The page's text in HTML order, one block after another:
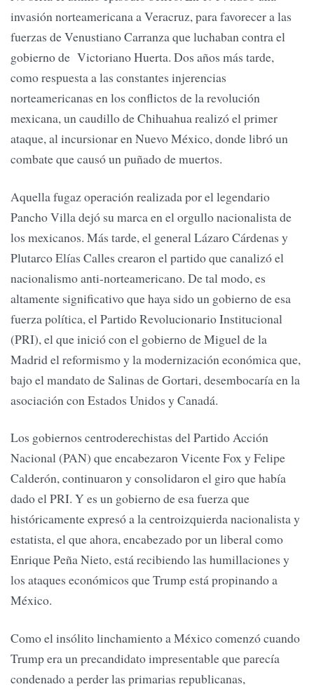
invasión norteamericana a Veracruz, para favorecer a las
fuerzas de Venustiano Carranza que luchaban contra el
gobierno de Victoriano Huerta. Dos años más tarde,
como respuesta a las constantes injerencias
norteamericanas en los conflictos de la revolución
mexicana, un caudillo de Chihuahua realizó el primer
ataque, al incursionar en Nuevo México, donde libró un
combate que causó un puñado de muertos.
Aquella fugaz operación realizada por el legendario
Pancho Villa dejó su marca en el orgullo nacionalista de
los mexicanos. Más tarde, el general Lázaro Cárdenas y
Plutarco Elías Calles crearon el partido que canalizó el
nacionalismo anti-norteamericano. De tal modo, es
altamente significativo que haya sido un gobierno de esa
fuerza política, el Partido Revolucionario Institucional
(PRI), el que inició con el gobierno de Miguel de la
Madrid el reformismo y la modernización económica que,
bajo el mandato de Salinas de Gortari, desembocaría en la
asociación con Estados Unidos y Canadá.
Los gobiernos centroderechistas del Partido Acción
Nacional (PAN) que encabezaron Vicente Fox y Felipe
Calderón, continuaron y consolidaron el giro que había
dado el PRI. Y es un gobierno de esa fuerza que
históricamente expresó a la centroizquierda nacionalista y
estatista, el que ahora, encabezado por un liberal como
Enrique Peña Nieto, está recibiendo las humillaciones y
los ataques económicos que Trump está propinando a
México.
Como el insólito linchamiento a México comenzó cuando
Trump era un precandidato impresentable que parecía
condenado a perder las primarias republicanas,